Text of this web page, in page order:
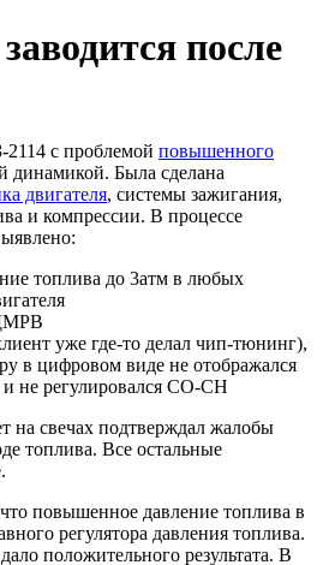
после
с проблемой повышенного
динамикой. Была сделана
двигателя, системы зажигания,
и компрессии. В процессе
топлива до 3атм в любых
уже где-то делал чип-тюнинг),
в цифровом виде не отображался
не регулировался СО-СН
на свечах подтверждал жалобы
топлива. Все остальные
повышенное давление топлива в
регулятора давления топлива.
положительного результата. В